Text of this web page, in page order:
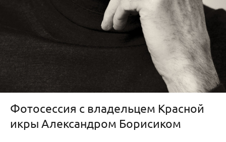
Фотосессия с владельцем Красной
икры Александром Борисиком